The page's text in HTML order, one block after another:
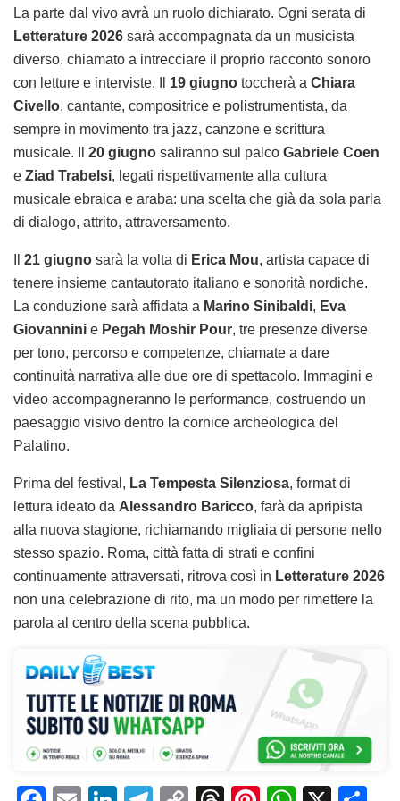
La parte dal vivo avrà un ruolo dichiarato. Ogni serata di
Letterature 2026 sarà accompagnata da un musicista
diverso, chiamato a intrecciare il proprio racconto sonoro
con letture e interviste. Il 19 giugno toccherà a Chiara
Civello, cantante, compositrice e polistrumentista, da
sempre in movimento tra jazz, canzone e scrittura
musicale. Il 20 giugno saliranno sul palco Gabriele Coen
e Ziad Trabelsi, legati rispettivamente alla cultura
musicale ebraica e araba: una scelta che già da sola parla
di dialogo, attrito, attraversamento.
21 giugno sarà la volta di Erica Mou, artista capace di
tenere insieme cantautorato italiano e sonorità nordiche.
La conduzione sarà affidata a Marino Sinibaldi, Eva
Giovannini e Pegah Moshir Pour, tre presenze diverse
per tono, percorso e competenze, chiamate a dare
continuità narrativa alle due ore di spettacolo. Immagini e
video accompagneranno le performance, costruendo un
paesaggio visivo dentro la cornice archeologica del
Palatino.
Prima del festival, La Tempesta Silenziosa, format di
lettura ideato da Alessandro Baricco, farà da apripista
alla nuova stagione, richiamando migliaia di persone nello
stesso spazio. Roma, città fatta di strati e confini
continuamente attraversati, ritrova così in Letterature 2026
non una celebrazione di rito, ma un modo per rimettere la
parola al centro della scena pubblica.